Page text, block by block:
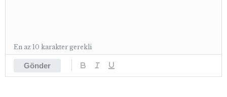
Gönder
En az 10 karakter gerekli